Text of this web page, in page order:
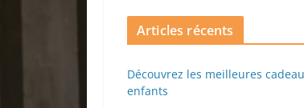
Articles récents
Découvrez les meilleures
enfants